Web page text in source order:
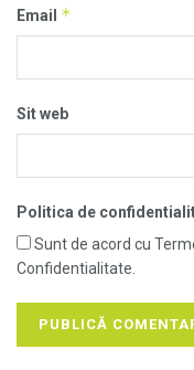
Email *
Sit web
Politica de
Sunt de acord cu
Confidentialitate.